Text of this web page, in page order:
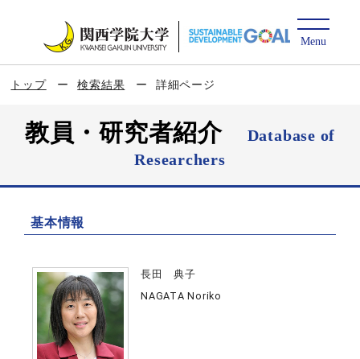
トップ 検索結果 詳細ページ
教員・研究者紹介
Database of
Researchers
基本情報
長田 典子
NAGATA Noriko